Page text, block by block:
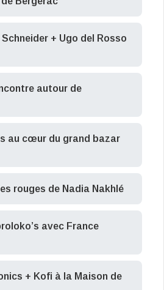
+ Ugo del Rosso
autour de
au cœur du grand bazar
rouges de Nadia Nakhlé
avec France
+ Kofi à la Maison de